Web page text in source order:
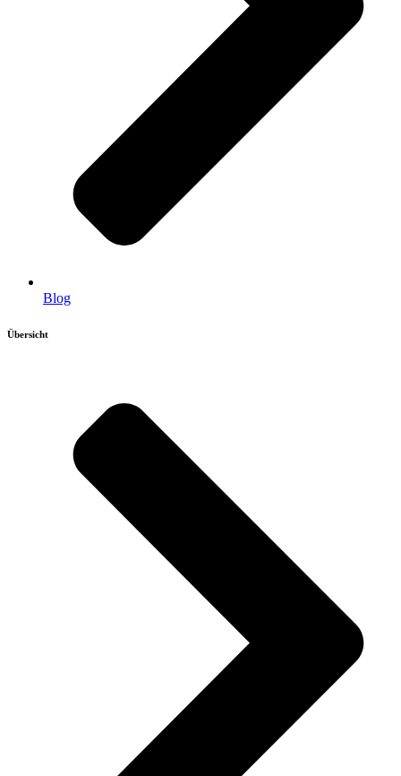
Blog
Übersicht